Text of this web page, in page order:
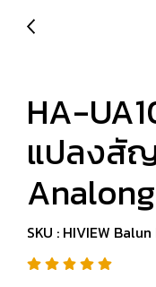
HA-
แปลงสั
Analong
SKU : HIVIEW